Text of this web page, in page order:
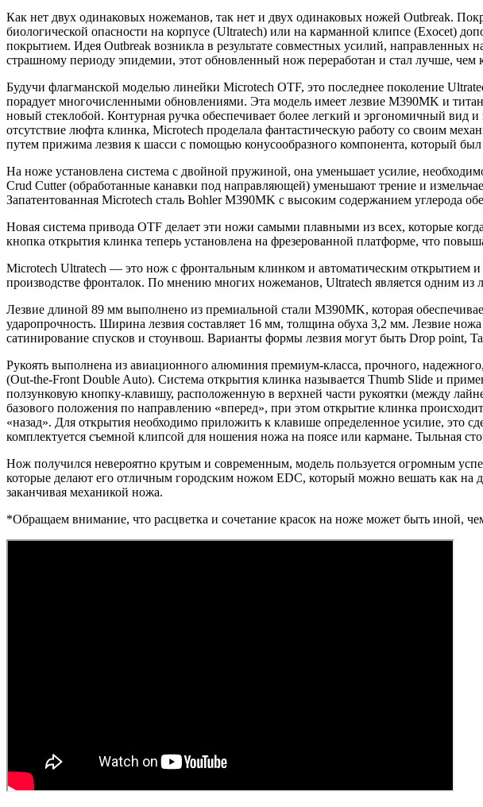
Как нет двух одинаковых ножеманов, так нет и двух одинаковых ножей Outbreak.
биологической опасности на корпусе (Ultratech) или на карманной клипсе (Exocet)
покрытием. Идея Outbreak возникла в результате совместных усилий,
страшному периоду эпидемии, этот обновленный нож переработан и стал лучше, чем
Будучи флагманской моделью линейки Microtech OTF, это последнее поколение
порадует многочисленными обновлениями. Эта модель имеет лезвие M390MK и
новый стеклобой. Контурная ручка обеспечивает более легкий и эргономичный вид
отсутствие люфта клинка, Microtech проделала фантастическую работу со своим
путем прижима лезвия к шасси с помощью конусообразного компонента, который
На ноже установлена система с двойной пружиной, она уменьшает усилие,
Crud Cutter (обработанные канавки под направляющей) уменьшают трение и
Запатентованная Microtech сталь Bohler M390MK с высоким содержанием углерода
Новая система привода OTF делает эти ножи самыми плавными из всех, которые
кнопка открытия клинка теперь установлена на фрезерованной платформе, что
Microtech Ultratech — это нож с фронтальным клинком и автоматическим открытием
производстве фронталок. По мнению многих ножеманов, Ultratech является одним
Лезвие длиной 89 мм выполнено из премиальной стали M390MK, которая
ударопрочность. Ширина лезвия составляет 16 мм, толщина обуха 3,2 мм. Лезвие
сатинирование спусков и стоунвош. Варианты формы лезвия могут быть Drop
Рукоять выполнена из авиационного алюминия премиум-класса, прочного,
(Out-the-Front Double Auto). Система открытия клинка называется Thumb Slide и
ползунковую кнопку-клавишу, расположенную в верхней части рукоятки (между
базового положения по направлению «вперед», при этом открытие клинка
«назад». Для открытия необходимо приложить к клавише определенное усилие, это
комплектуется съемной клипсой для ношения ножа на поясе или кармане. Тыльная
Нож получился невероятно крутым и современным, модель пользуется огромным
которые делают его отличным городским ножом EDC, который можно вешать как
заканчивая механикой ножа.
*Обращаем внимание, что расцветка и сочетание красок на ноже может быть иной,